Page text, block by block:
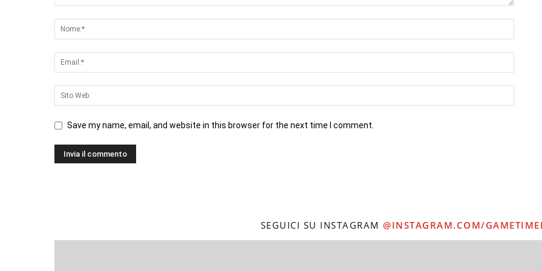
Save my name, email, and website in this browser for the next time I comment.
SEGUICI SU INSTAGRAM @INSTAGRAM.COM/